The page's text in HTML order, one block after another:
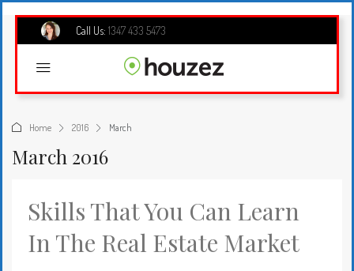
Call Us: 1347 433 5473
Home 2016 March
March 2016
Skills That You Can Learn
In The Real Estate Market